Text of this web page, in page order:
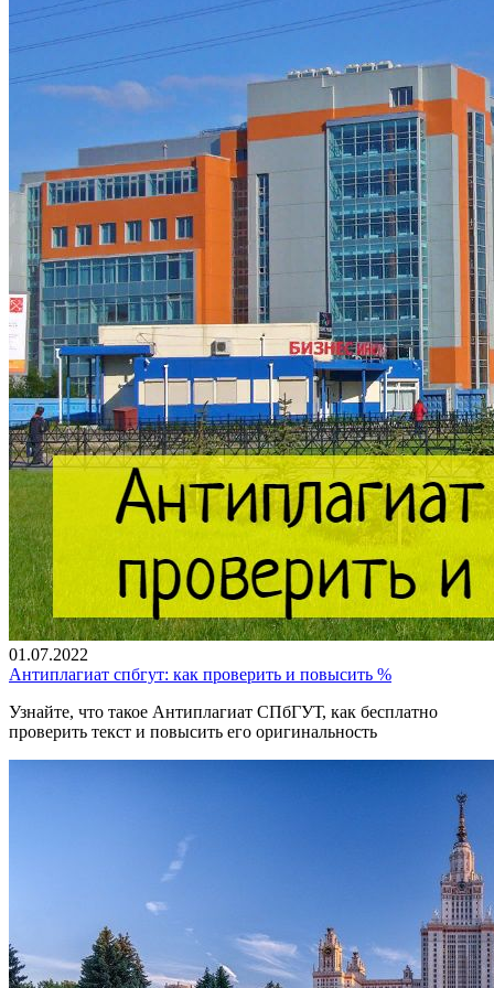
01.07.2022
Антиплагиат спбгут: как проверить и повысить %
Узнайте, что такое Антиплагиат СПбГУТ, как бесплатно
проверить текст и повысить его оригинальность